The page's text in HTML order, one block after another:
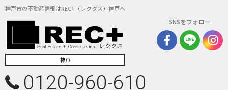
(3) お客さま情報の収集に際しては、利用目的を特定して通知または公表
(4) お客さま情報の漏洩、紛失、改ざん等を防止するために必要な 対策を
講じて適切な管理を行います。
(5) 保有するお客さま情報について、お客さま本人からの開示、訂正、削
除、利用停止の依頼を所定の窓口でお受けして、誠意をもって対応いたし
具体的には、以下の内容に従ってお客さま情報の取り扱いをいたします。
神戸市の不動産情報はREC+（レクタス）神戸へ
神戸
SNSをフォロー
0120-960-610